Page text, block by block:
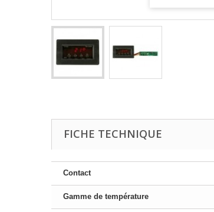
FICHE TECHNIQUE
Contact
Gamme de température